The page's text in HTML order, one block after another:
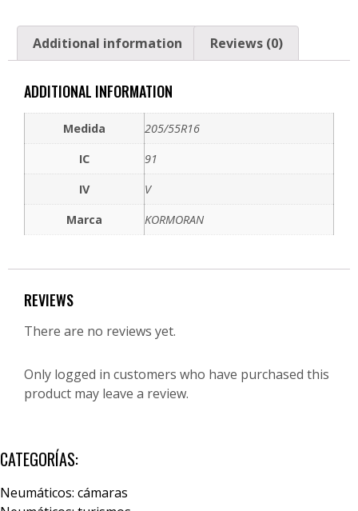
Additional information Reviews (0)
ADDITIONAL INFORMATION
Medida
205/55R16
IC
91
IV
V
Marca
KORMORAN
REVIEWS
There are no reviews yet.
Only logged in customers who have purchased this
product may leave a review.
CATEGORÍAS:
Neumáticos: cámaras